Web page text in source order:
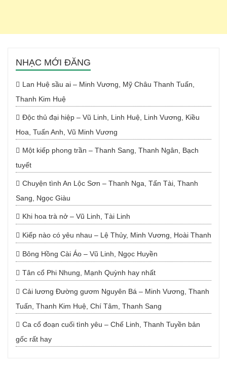
NHẠC MỚI ĐĂNG
Lan Huệ sầu ai – Minh Vương, Mỹ Châu Thanh Tuấn,
Thanh Kim Huệ
Độc thủ đại hiệp – Vũ Linh, Linh Huệ, Linh Vương, Kiều
Hoa, Tuấn Anh, Vũ Minh Vương
Một kiếp phong trần – Thanh Sang, Thanh Ngân, Bạch
tuyết
Chuyện tình An Lộc Sơn – Thanh Nga, Tấn Tài, Thanh
Sang, Ngọc Giàu
Khi hoa trà nở – Vũ Linh, Tài Linh
Kiếp nào có yêu nhau – Lệ Thủy, Minh Vương, Hoài Thanh
Bông Hồng Cài Áo – Vũ Linh, Ngọc Huyền
Tân cổ Phi Nhung, Mạnh Quỳnh hay nhất
Cải lương Đường gươm Nguyên Bá – Minh Vương, Thanh
Tuấn, Thanh Kim Huệ, Chí Tâm, Thanh Sang
Ca cổ đoạn cuối tình yêu – Chế Linh, Thanh Tuyền bản
gốc rất hay